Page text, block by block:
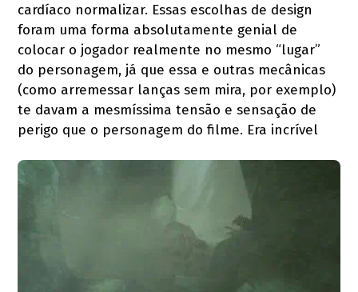
cardíaco normalizar. Essas escolhas de design
foram uma forma absolutamente genial de
colocar o jogador realmente no mesmo “lugar”
do personagem, já que essa e outras mecânicas
(como arremessar lanças sem mira, por exemplo)
te davam a mesmíssima tensão e sensação de
perigo que o personagem do filme. Era incrível